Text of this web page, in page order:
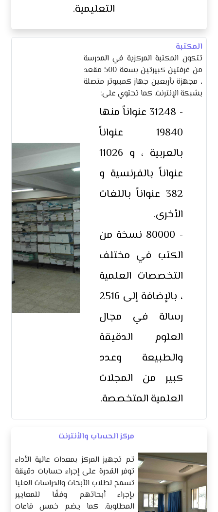
التعليمية.
المكتبة
تتكون المكتبة المركزية في المدرسة
من غرفتين كبيرتين بسعة 500 مقعد
، مجهزة بأربعين جهاز كمبيوتر متصلة
بشبكة الإنترنت. كما تحتوي على:
- 31248 عنواناً منها
19840 عنواناً
بالعربية ، و 11026
عنواناً بالفرنسية و
382 عنواناً باللغات
الأخرى.
- 80000 نسخة من
الكتب في مختلف
التخصصات العلمية
، بالإضافة إلى 2516
رسالة في مجال
العلوم الدقيقة
والطبيعة وعدد
كبير من المجلات
العلمية المتخصصة.
مركز الحساب والأنترنت
تم تجهيز المركز بمعدات عالية الأداء
توفر القدرة على إجراء حسابات دقيقة
تسمح لطلاب الأبحاث والدراسات العليا
بإجراء أبحاثهم وفقًا للمعايير
المطلوبة. كما يضم خمس قاعات